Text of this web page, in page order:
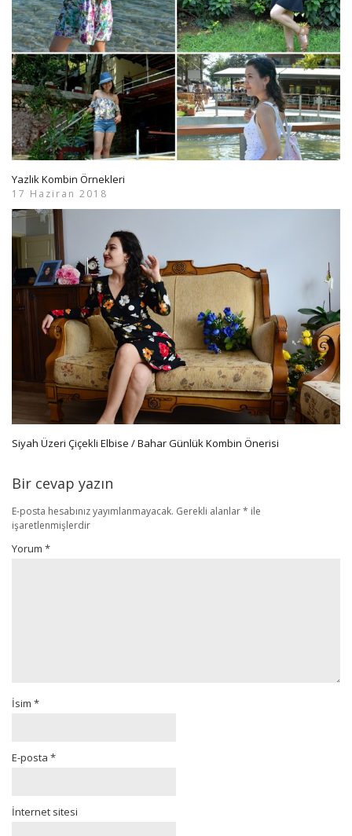
Yazlık Kombin Örnekleri
17 Haziran 2018
Siyah Üzeri Çiçekli Elbise / Bahar Günlük Kombin Önerisi
Bir cevap yazın
E-posta hesabınız yayımlanmayacak. Gerekli alanlar* ile
işaretlenmişlerdir
Yorum *
İsim *
E-posta *
İnternet sitesi